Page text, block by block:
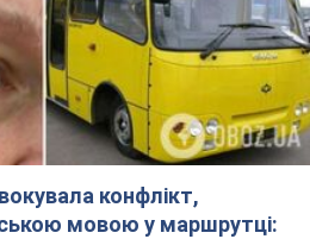
конфлікт,
мовою у маршрутці: